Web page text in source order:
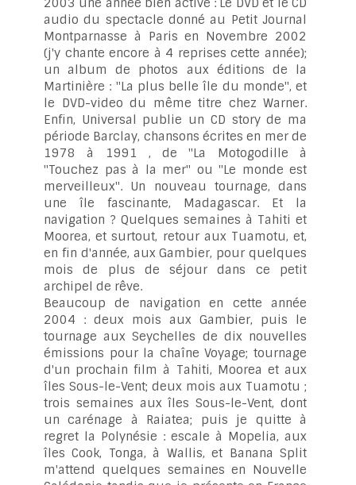
audio du spectacle donné au Petit Journal
Montparnasse à Paris en Novembre 2002
(j'y chante encore à 4 reprises cette année);
un album de photos aux éditions de la
Martinière : "La plus belle île du monde", et
le DVD-video du même titre chez Warner.
Enfin, Universal publie un CD story de ma
période Barclay, chansons écrites en mer de
1978 à 1991 , de "La Motogodille à
"Touchez pas à la mer" ou "Le monde est
merveilleux". Un nouveau tournage, dans
une île fascinante, Madagascar. Et la
navigation ? Quelques semaines à Tahiti et
Moorea, et surtout, retour aux Tuamotu, et,
en fin d'année, aux Gambier, pour quelques
mois de plus de séjour dans ce petit
archipel de rêve.
Beaucoup de navigation en cette année
2004 : deux mois aux Gambier, puis le
tournage aux Seychelles de dix nouvelles
émissions pour la chaîne Voyage; tournage
d'un prochain film à Tahiti, Moorea et aux
îles Sous-le-Vent; deux mois aux Tuamotu ;
trois semaines aux îles Sous-le-Vent, dont
un carénage à Raiatea; puis je quitte à
regret la Polynésie : escale à Mopelia, aux
îles Cook, Tonga, à Wallis, et Banana Split
m'attend quelques semaines en Nouvelle